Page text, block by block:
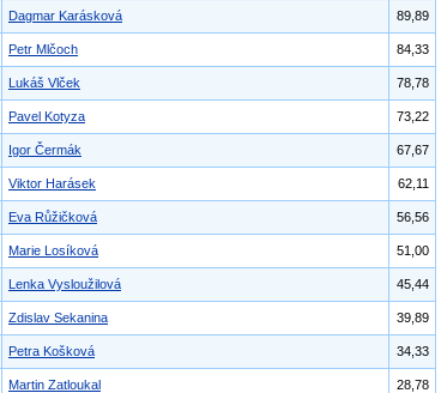
Dagmar Karásková 89,89
Petr Mlčoch 84,33
Lukáš Vlček 78,78
Pavel Kotyza 73,22
Igor Čermák 67,67
Viktor Harásek 62,11
Eva Růžičková 56,56
Marie Losíková 51,00
Lenka Vysloužilová 45,44
Zdislav Sekanina 39,89
Petra Košková 34,33
Martin Zatloukal 28,78